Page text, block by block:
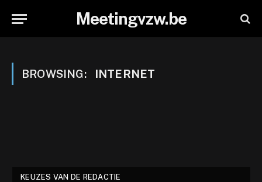
Meetingvzw.be
BROWSING: INTERNET
KEUZES VAN DE REDACTIE